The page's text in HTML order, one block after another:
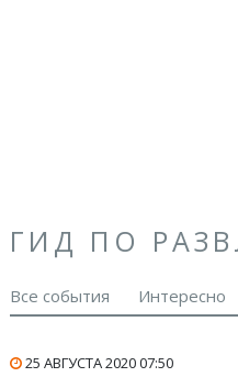
ГИД ПО
Все события Интересно
25 АВГУСТА 2020 07:50